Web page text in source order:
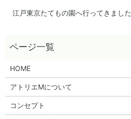
江戸東京たてもの園へ行ってきました
HOME
アトリエMについて
コンセプト